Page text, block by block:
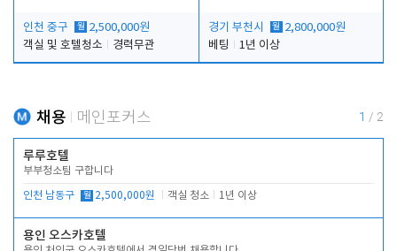
인천 중구 월 2,500,000원
객실 및 호텔청소
경력무관
경기 부천시 월 2,800,000원
베팅
1년 이상
채용 메인포커스 1 / 2
루루호텔
부부청소팀 구합니다
인천 남동구 월 2,500,000원 객실 청소 1년 이상
용인 오스카호텔